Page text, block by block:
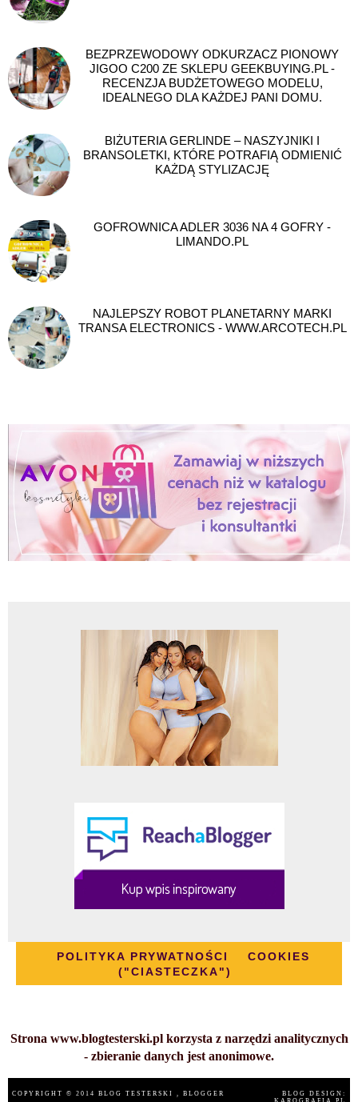
BEZPRZEWODOWY ODKURZACZ PIONOWY
JIGOO C200 ZE SKLEPU GEEKBUYING.PL -
RECENZJA BUDŻETOWEGO MODELU,
IDEALNEGO DLA KAŻDEJ PANI DOMU.
BIŻUTERIA GERLINDE – NASZYJNIKI I
BRANSOLETKI, KTÓRE POTRAFIĄ ODMIENIĆ
KAŻDĄ STYLIZACJĘ
GOFROWNICA ADLER 3036 NA 4 GOFRY -
LIMANDO.PL
NAJLEPSZY ROBOT PLANETARNY MARKI
TRANSA ELECTRONICS - WWW.ARCOTECH.PL
POLITYKA PRYWATNOŚCI
COOKIES
("CIASTECZKA")
Strona www.blogtesterski.pl korzysta z narzędzi analitycznych
- zbieranie danych jest anonimowe.
COPYRIGHT © 2014 BLOG TESTERSKI , BLOGGER
BLOG DESIGN: